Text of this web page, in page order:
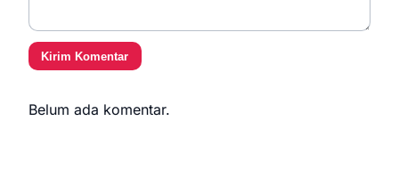
Kirim Komentar
Belum ada komentar.